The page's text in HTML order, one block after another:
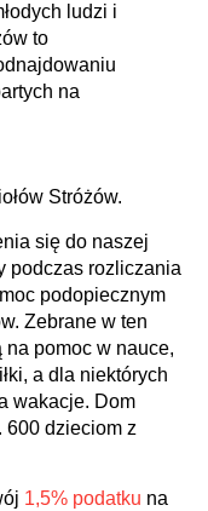
ludzi i
to
na
Stróżów.
się do naszej
podczas rozliczania
podopiecznym
Zebrane w ten
pomoc w nauce,
a dla niektórych
wakacje. Dom
600 dzieciom z
1,5% podatku na